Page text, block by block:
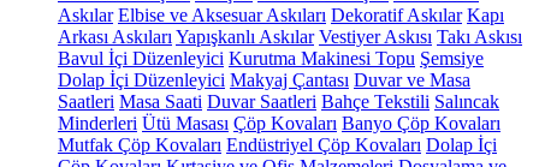
Askılar Elbise ve Aksesuar Askıları Dekoratif Askılar Kapı
Arkası Askıları Yapışkanlı Askılar Vestiyer Askısı Takı Askısı
Bavul İçi Düzenleyici Kurutma Makinesi Topu Şemsiye
Dolap İçi Düzenleyici Makyaj Çantası Duvar ve Masa
Saatleri Masa Saati Duvar Saatleri Bahçe Tekstili Salıncak
Minderleri Ütü Masası Çöp Kovaları Banyo Çöp Kovaları
Mutfak Çöp Kovaları Endüstriyel Çöp Kovaları Dolap İçi